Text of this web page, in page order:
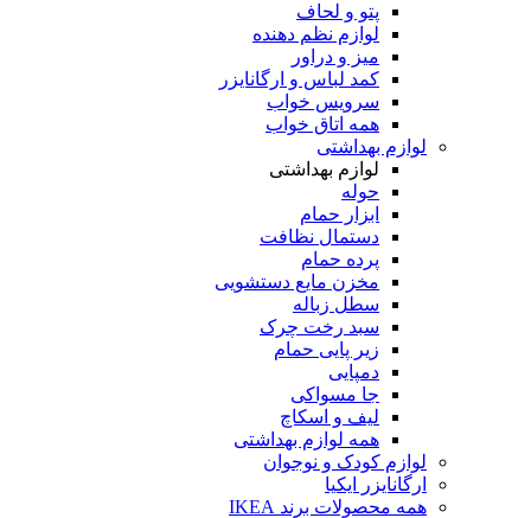
پتو و لحاف
لوازم نظم دهنده
میز و دراور
کمد لباس و ارگانایزر
سرویس خواب
همه اتاق خواب
لوازم بهداشتی
لوازم بهداشتی
حوله
ابزار حمام
دستمال نظافت
پرده حمام
مخزن مایع دستشویی
سطل زباله
سبد رخت چرک
زیر پایی حمام
دمپایی
جا مسواکی
لیف و اسکاچ
همه لوازم بهداشتی
لوازم کودک و نوجوان
ارگانایزر ایکیا
همه محصولات برند IKEA